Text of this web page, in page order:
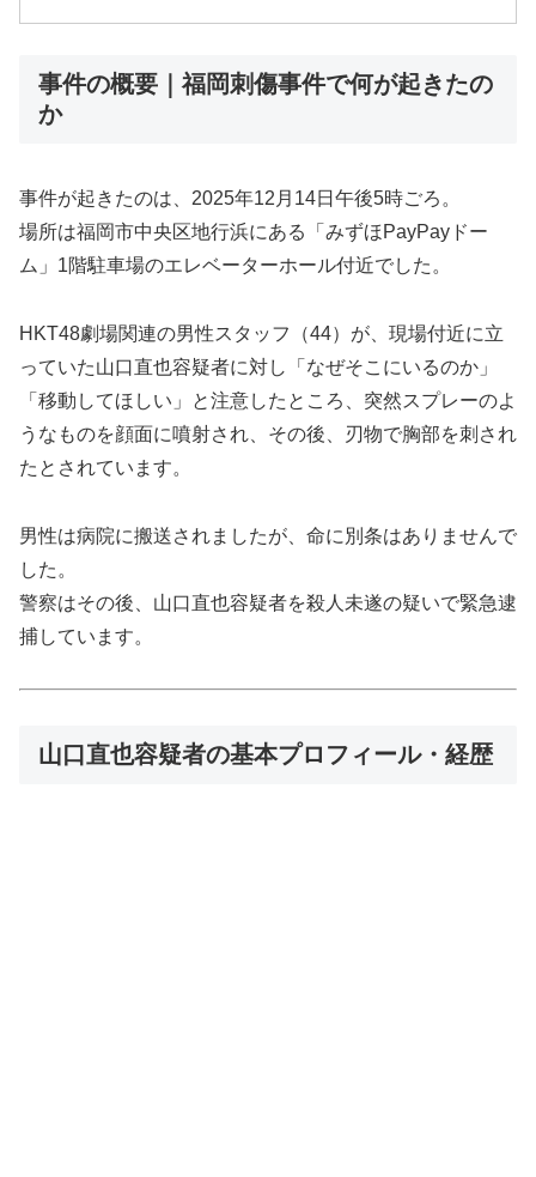
事件の概要｜福岡刺傷事件で何が起きたの
か
事件が起きたのは、2025年12月14日午後5時ごろ。
場所は福岡市中央区地行浜にある「みずほPayPayドー
ム」1階駐車場のエレベーターホール付近でした。
HKT48劇場関連の男性スタッフ（44）が、現場付近に立
っていた山口直也容疑者に対し「なぜそこにいるのか」
「移動してほしい」と注意したところ、突然スプレーのよ
うなものを顔面に噴射され、その後、刃物で胸部を刺され
たとされています。
男性は病院に搬送されましたが、命に別条はありませんで
した。
警察はその後、山口直也容疑者を殺人未遂の疑いで緊急逮
捕しています。
山口直也容疑者の基本プロフィール・経歴